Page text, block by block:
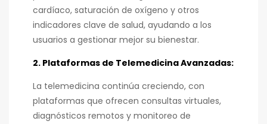
cardíaco, saturación de oxígeno y otros
indicadores clave de salud, ayudando a los
usuarios a gestionar mejor su bienestar.
2. Plataformas de Telemedicina Avanzadas:
La telemedicina continúa creciendo, con
plataformas que ofrecen consultas virtuales,
diagnósticos remotos y monitoreo de